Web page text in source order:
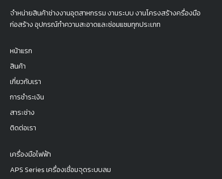
จำหน่ายสินค้าช่างงานอุตสาหกรรม งานระบบ งานโครงสร้างครื่องมือ
ก่อสร้าง อุปกรณ์ทำความสะอาดและซ่อมแซมทุกประเภท
หน้าแรก
สินค้า
เกี่ยวกับเรา
การชำระเงิน
สาระช่าง
ติดต่อเรา
เครื่องมือไฟฟ้า
APS Series เครื่องเชื่อมจุดระบบลม